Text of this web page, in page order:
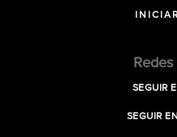
SEGUIR
SEGUIR